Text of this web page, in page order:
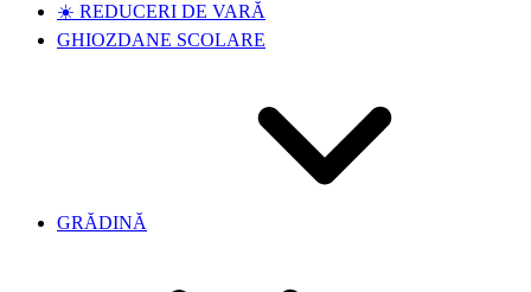
☀️ REDUCERI DE VARĂ
GHIOZDANE SCOLARE
GRĂDINĂ